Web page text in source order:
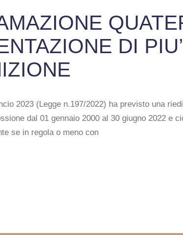
DI
2023 (Legge n.197/2022) ha previsto una
dal 01 gennaio 2000 al 30 giugno 2022 e
se in regola o meno con